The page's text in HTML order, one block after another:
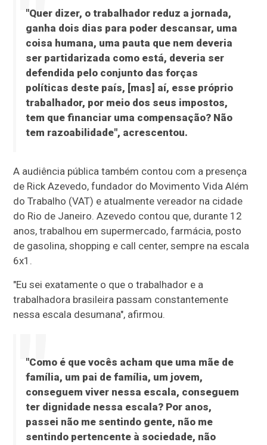
"Quer dizer, o trabalhador reduz a jornada,
ganha dois dias para poder descansar, uma
coisa humana, uma pauta que nem deveria
ser partidarizada como está, deveria ser
defendida pelo conjunto das forças
políticas deste país, [mas] aí, esse próprio
trabalhador, por meio dos seus impostos,
tem que financiar uma compensação? Não
tem razoabilidade", acrescentou.
A audiência pública também contou com a presença
de Rick Azevedo, fundador do Movimento Vida Além
do Trabalho (VAT) e atualmente vereador na cidade
do Rio de Janeiro. Azevedo contou que, durante 12
anos, trabalhou em supermercado, farmácia, posto
de gasolina, shopping e call center, sempre na escala
6x1.
"Eu sei exatamente o que o trabalhador e a
trabalhadora brasileira passam constantemente
nessa escala desumana", afirmou.
"Como é que vocês acham que uma mãe de
família, um pai de família, um jovem,
conseguem viver nessa escala, conseguem
ter dignidade nessa escala? Por anos,
passei não me sentindo gente, não me
sentindo pertencente à sociedade, não